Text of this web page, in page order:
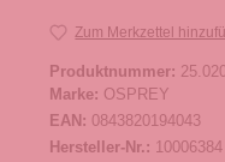
Zum Merkzettel
Produktnummer:
Marke: OSPREY
EAN: 0843820194043
Hersteller-Nr.: 10006384